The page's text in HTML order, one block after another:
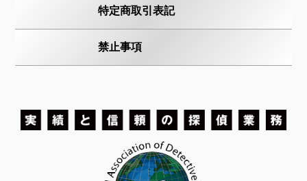
特定商取引表記
禁止事項